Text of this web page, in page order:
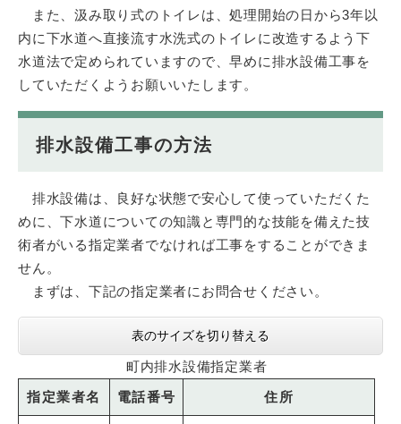
また、汲み取り式のトイレは、処理開始の日から3年以
内に下水道へ直接流す水洗式のトイレに改造するよう下
水道法で定められていますので、早めに排水設備工事を
していただくようお願いいたします。
排水設備工事の方法
排水設備は、良好な状態で安心して使っていただくた
めに、下水道についての知識と専門的な技能を備えた技
術者がいる指定業者でなければ工事をすることができま
せん。
まずは、下記の指定業者にお問合せください。
表のサイズを切り替える
町内排水設備指定業者
指定業者名
電話番号 住所